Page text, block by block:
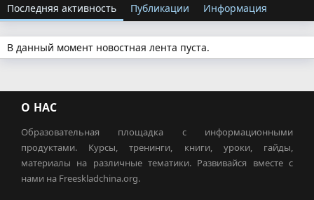
Последняя активность Публикации Информация
В данный момент новостная лента пуста.
О НАС
Образовательная площадка с информационными
продуктами. Курсы, тренинги, книги, уроки, гайды,
материалы на различные тематики. Развивайся вместе с
нами на Freeskladchina.org.